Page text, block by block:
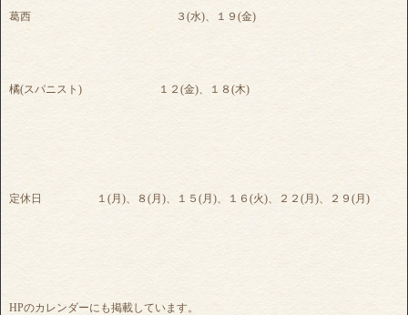
葛西 ３(水)、１９(金)
橘(スパニスト) １２(金)、１８(木)
定休日 １(月)、８(月)、１５(月)、１６(火)、２２(月)、２９(月)
HPのカレンダーにも掲載しています。